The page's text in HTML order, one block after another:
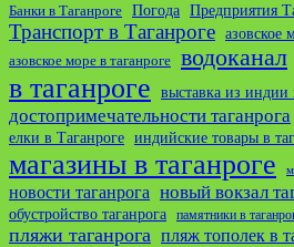
Банки в Таганроге Погода Предприятия
Транспорт в Таганроге азовское
азовское море в таганроге водоканал
в таганроге выставка из индии
достопримечательности таганрога
елки в Таганроге индийские товары в
магазины в таганроге
новости таганрога новый вокзал
обустройство таганрога памятники в
пляжи таганрога пляж тополек в